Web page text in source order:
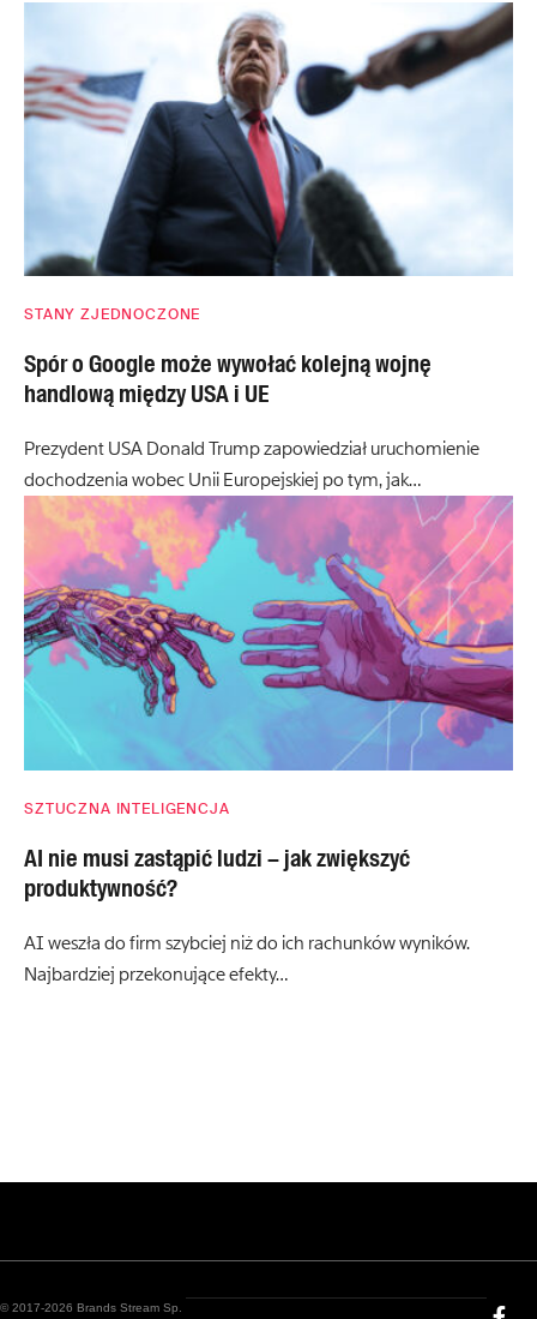
STANY ZJEDNOCZONE
Spór o Google może wywołać kolejną wojnę
handlową między USA i UE
Prezydent USA Donald Trump zapowiedział uruchomienie
dochodzenia wobec Unii Europejskiej po tym, jak…
SZTUCZNA INTELIGENCJA
AI nie musi zastąpić ludzi – jak zwiększyć
produktywność?
AI weszła do firm szybciej niż do ich rachunków wyników.
Najbardziej przekonujące efekty…
© 2017-2026 Brands Stream Sp.